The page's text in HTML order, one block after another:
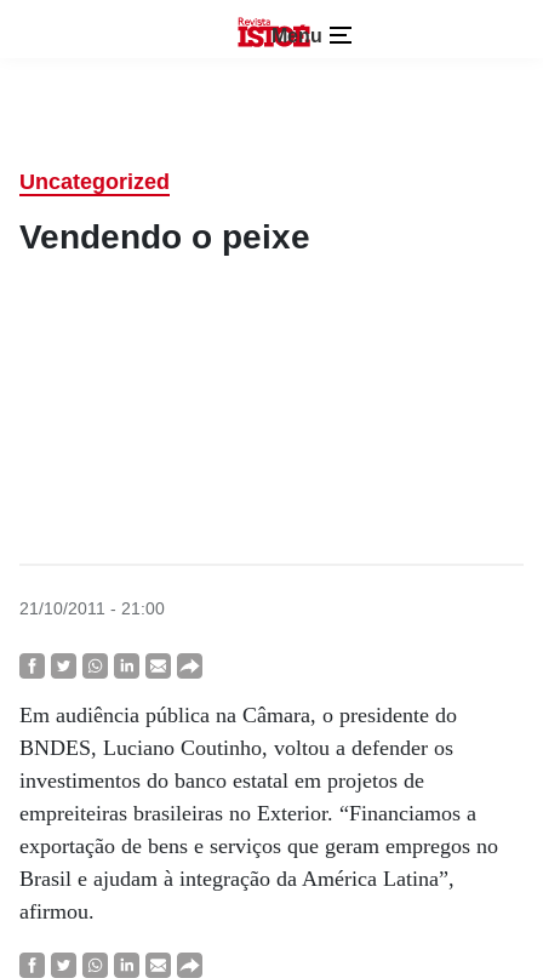
Menu
Uncategorized
Vendendo o peixe
21/10/2011 - 21:00
Em audiência pública na Câmara, o presidente do
BNDES, Luciano Coutinho, voltou a defender os
investimentos do banco estatal em projetos de
empreiteiras brasileiras no Exterior. “Financiamos a
exportação de bens e serviços que geram empregos no
Brasil e ajudam à integração da América Latina”,
afirmou.